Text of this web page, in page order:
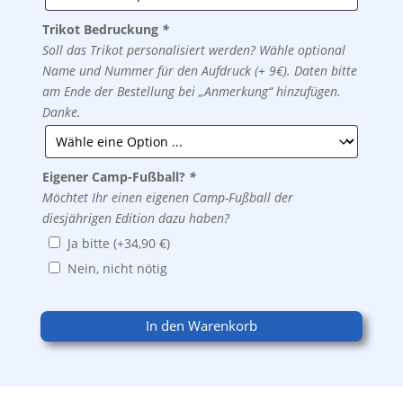
Trikot Bedruckung *
Soll das Trikot personalisiert werden? Wähle optional
Name und Nummer für den Aufdruck (+ 9€). Daten bitte
am Ende der Bestellung bei „Anmerkung“ hinzufügen.
Danke.
Eigener Camp-Fußball? *
Möchtet Ihr einen eigenen Camp-Fußball der
diesjährigen Edition dazu haben?
Ja bitte (+34,90 €)
Nein, nicht nötig
In den Warenkorb